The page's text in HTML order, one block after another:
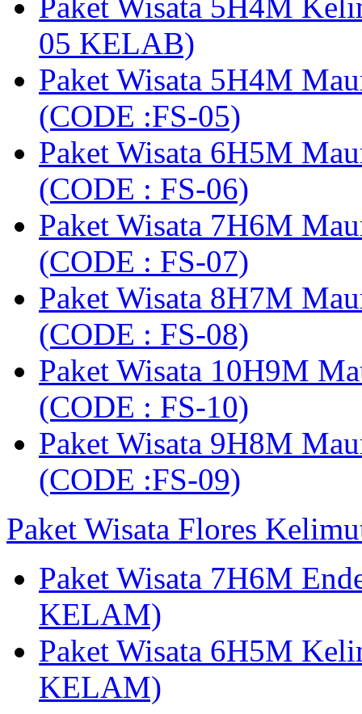
Paket Wisata 5H4M
05 KELAB)
Paket Wisata 5H4M
(CODE :FS-05)
Paket Wisata 6H5M
(CODE : FS-06)
Paket Wisata 7H6M
(CODE : FS-07)
Paket Wisata 8H7M
(CODE : FS-08)
Paket Wisata 10H9M
(CODE : FS-10)
Paket Wisata 9H8M
(CODE :FS-09)
Paket Wisata Flores
Paket Wisata 7H6M
KELAM)
Paket Wisata 6H5M
KELAM)